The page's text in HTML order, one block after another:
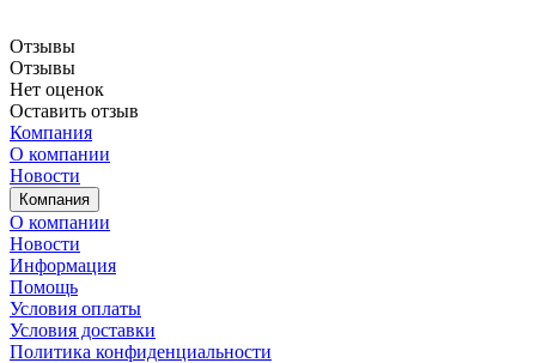
Отзывы
Отзывы
Нет оценок
Оставить отзыв
Компания
О компании
Новости
Компания
О компании
Новости
Информация
Помощь
Условия оплаты
Условия доставки
Политика конфиденциальности